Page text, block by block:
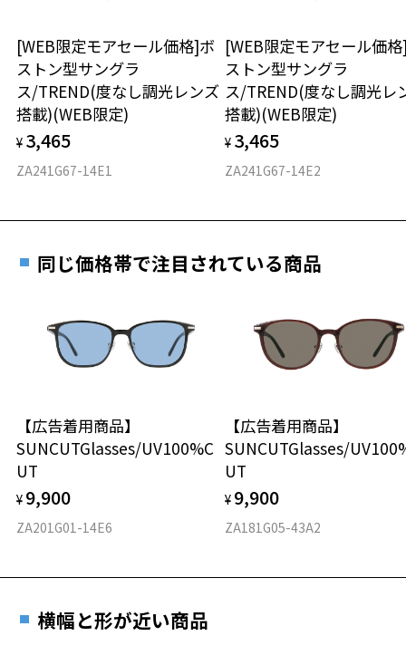
※度付きにした場合、元々のレンズ機能、レンズカラーは付きませ
ん。
※度付きサングラスをお求めの際は、レンズ選択画面で度数入力後、
レンズの種類、機能、カラーを再度お選びください。
＜実店舗でサングラスまたはパッケージ商品等のレンズ交換について
＞
店舗でレンズ交換をされるお客様は、商品発送から6ヶ月以内に、ご購
入した商品本体を持参日がわかる「商品発送メール」を店舗スタッフ
商品発送から6ヶ月を過ぎた場合、又はお客様がお忘れの「商品発送メ
ール」のご提示が無かった場合、レンズ代金の他に加工賃として3,30
0円(税込)を頂戴いたしますので、予めご了承ください。
仕上がり寸法
D 仕上がりの横幅：約135mm
E 仕上がりの縦幅：約47mm
※メガネ：デモレンズを外した重さ
タイプ
材質
フロント素材：メタル
安心2 視力測定無料
視力の変化を早めに発見するために、定期的な視
力測定をおすすめいたします。
安心3 かかり具合調整無料
オンラインストアでフレームのみ購入して、
実店舗で度付きにできます
ご購入時に「レンズ交換券」をお選びいただくと、実店舗で
度数を測定のうえ、度付きレンズ（標準セットレンズ）へ無
料交換いただけます。
詳しくはこちら
その際は記入用紙をダウンロードしてお使いください。
[WEB限定モアセール価格]ボ
ストン型サングラ
ス/TREND(度なし調光レンズ
搭載)(WEB限定)
¥ 3,465
ZA241G67-14E1
[WEB限定モアセール価
ストン型サングラ
ス/TREND(度なし調光レ
搭載)(WEB限定)
¥ 3,465
ZA241G67-14E2
同じ価格帯で注目されている商品
【広告着用商品】
SUNCUTGlasses/UV100%C
UT
¥ 9,900
ZA201G01-14E6
【広告着用商品】
SUNCUTGlasses/
UT
¥ 9,900
ZA181G05-43A2
横幅と形が近い商品